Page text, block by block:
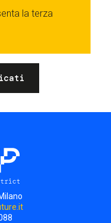
la terza